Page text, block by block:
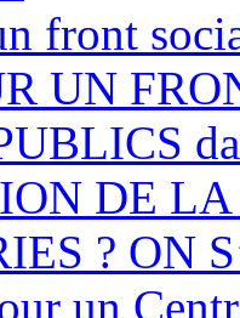
front
UN
DE
? ON
un